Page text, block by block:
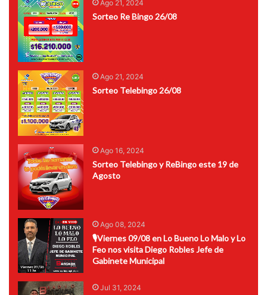
Ago 21, 2024
Sorteo Re Bingo 26/08
Ago 21, 2024
Sorteo Telebingo 26/08
Ago 16, 2024
Sorteo Telebingo y ReBingo este 19 de
Agosto
Ago 08, 2024
🎙Viernes 09/08 en Lo Bueno Lo Malo y Lo
Feo nos visita Diego Robles Jefe de
Gabinete Municipal
Jul 31, 2024